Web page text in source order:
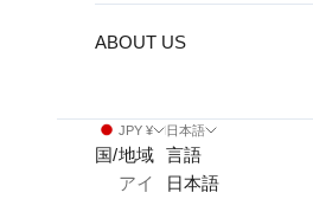
ABOUT US
JPY ¥
国/地域
アイ
日本語
言語
日本語